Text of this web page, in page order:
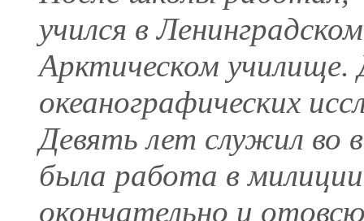
учился в Ленинградском
Арктическом
океанографических
Девять лет служил во
была работа в
окончательно и